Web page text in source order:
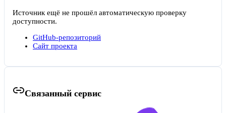
Источник ещё не прошёл автоматическую проверку
доступности.
GitHub-репозиторий
Сайт проекта
Связанный сервис